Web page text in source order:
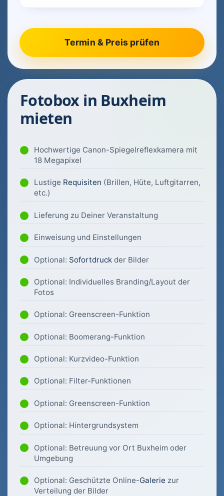
Fotobox in Buxheim
mieten
Hochwertige Canon-Spiegelreflexkamera mit
18 Megapixel
Lustige Requisiten (Brillen, Hüte, Luftgitarren,
etc.)
Lieferung zu Deiner Veranstaltung
Einweisung und Einstellungen
Optional: Sofortdruck der Bilder
Optional: Individuelles Branding/Layout der
Fotos
Optional: Greenscreen-Funktion
Optional: Boomerang-Funktion
Optional: Kurzvideo-Funktion
Optional: Filter-Funktionen
Optional: Greenscreen-Funktion
Optional: Hintergrundsystem
Optional: Betreuung vor Ort Buxheim oder
Umgebung
Optional: Geschützte Online-Galerie zur
Verteilung der Bilder